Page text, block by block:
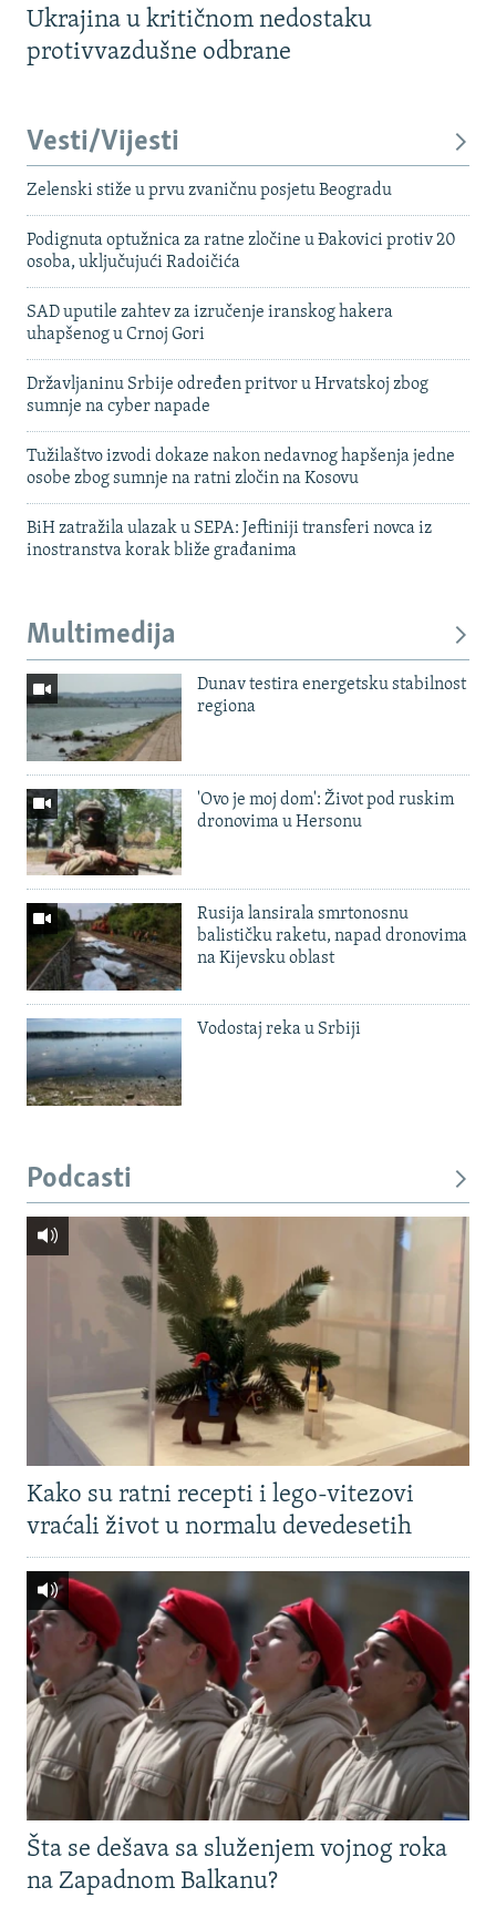
Ukrajina u kritičnom nedostaku
protivvazdušne odbrane
Vesti/Vijesti
Zelenski stiže u prvu zvaničnu posjetu Beogradu
Podignuta optužnica za ratne zločine u Đakovici protiv 20
osoba, uključujući Radoičića
SAD uputile zahtev za izručenje iranskog hakera
uhapšenog u Crnoj Gori
Državljaninu Srbije određen pritvor u Hrvatskoj zbog
sumnje na cyber napade
Tužilaštvo izvodi dokaze nakon nedavnog hapšenja jedne
osobe zbog sumnje na ratni zločin na Kosovu
BiH zatražila ulazak u SEPA: Jeftiniji transferi novca iz
inostranstva korak bliže građanima
Multimedija
Dunav testira energetsku stabilnost
regiona
'Ovo je moj dom': Život pod ruskim
dronovima u Hersonu
Rusija lansirala smrtonosnu
balističku raketu, napad dronovima
na Kijevsku oblast
Vodostaj reka u Srbiji
Podcasti
Kako su ratni recepti i lego-vitezovi
vraćali život u normalu devedesetih
Šta se dešava sa služenjem vojnog roka
na Zapadnom Balkanu?